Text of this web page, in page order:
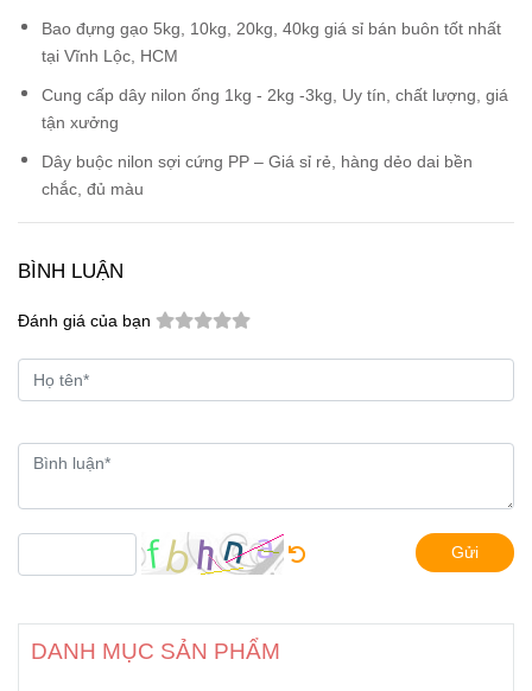
Bao đựng gạo 5kg, 10kg, 20kg, 40kg giá sỉ bán buôn tốt nhất
tại Vĩnh Lộc, HCM
Cung cấp dây nilon ống 1kg - 2kg -3kg, Uy tín, chất lượng, giá
tận xưởng
Dây buộc nilon sợi cứng PP – Giá sỉ rẻ, hàng dẻo dai bền
chắc, đủ màu
BÌNH LUẬN
Đánh giá của bạn
Gửi
DANH MỤC SẢN PHẨM